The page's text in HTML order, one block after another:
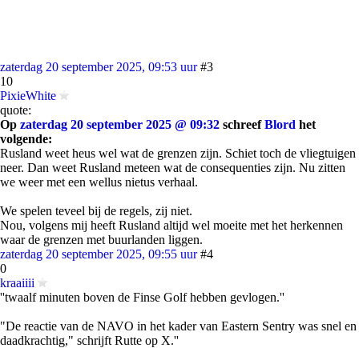
zaterdag 20 september 2025, 09:53 uur #3
10
PixieWhite
quote:
Op zaterdag 20 september 2025 @ 09:32 schreefBlord het
volgende:
Rusland weet heus wel wat de grenzen zijn. Schiet toch de vliegtuigen
neer. Dan weet Rusland meteen wat de consequenties zijn. Nu zitten
we weer met een wellus nietus verhaal.
We spelen teveel bij de regels, zij niet.
Nou, volgens mij heeft Rusland altijd wel moeite met het herkennen
waar de grenzen met buurlanden liggen.
zaterdag 20 september 2025, 09:55 uur #4
0
kraaiiii
''twaalf minuten boven de Finse Golf hebben gevlogen.''
"De reactie van de NAVO in het kader van Eastern Sentry was snel en
daadkrachtig," schrijft Rutte op X.''